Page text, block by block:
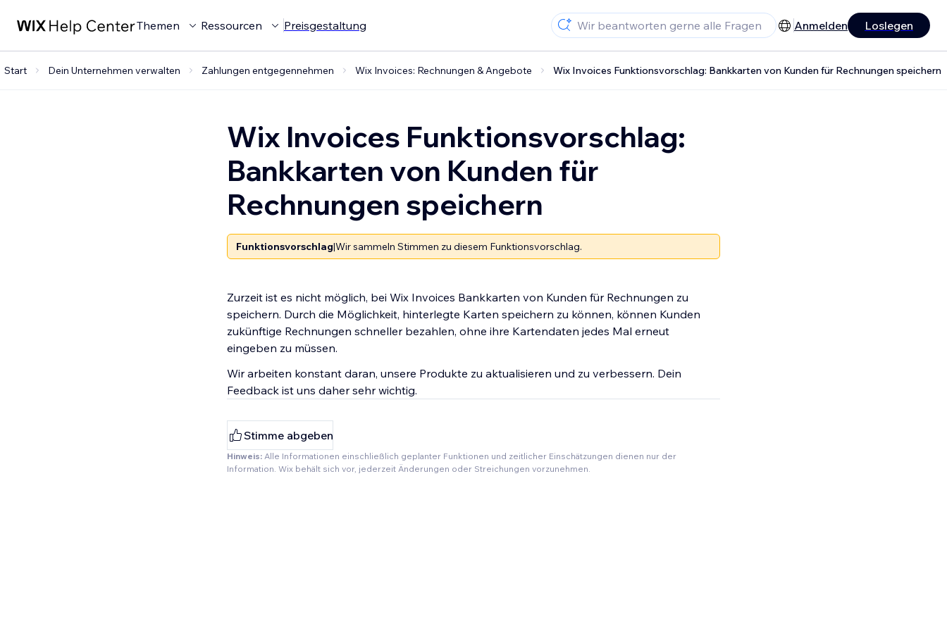
Themen Ressourcen Preisgestaltung Anmelden Loslegen
Start Dein Unternehmen verwalten Zahlungen entgegennehmen Wix Invoices: Rechnungen & Angebote Wix Invoices Funktionsvorschlag: Bankkarten von Kunden für Rechnungen speichern
Wix Invoices Funktionsvorschlag:
Bankkarten von Kunden für
Rechnungen speichern
Funktionsvorschlag|Wir sammeln Stimmen zu diesem Funktionsvorschlag.
Zurzeit ist es nicht möglich, bei Wix Invoices Bankkarten von Kunden für Rechnungen zu
speichern. Durch die Möglichkeit, hinterlegte Karten speichern zu können, können Kunden
zukünftige Rechnungen schneller bezahlen, ohne ihre Kartendaten jedes Mal erneut
eingeben zu müssen.
Wir arbeiten konstant daran, unsere Produkte zu aktualisieren und zu verbessern. Dein
Feedback ist uns daher sehr wichtig.
Stimme abgeben
Hinweis: Alle Informationen einschließlich geplanter Funktionen und zeitlicher Einschätzungen dienen nur der
Information. Wix behält sich vor, jederzeit Änderungen oder Streichungen vorzunehmen.